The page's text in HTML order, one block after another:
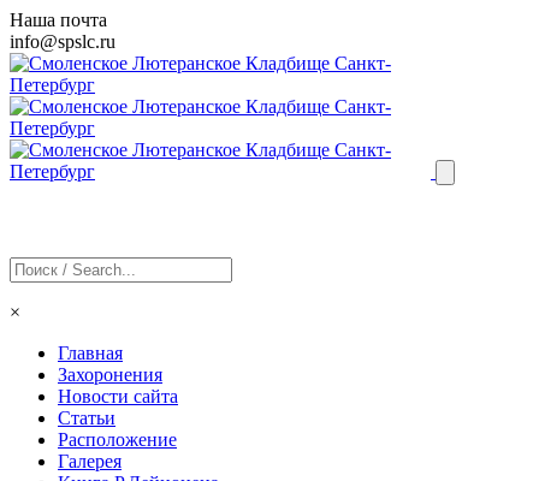
Наша почта
info@spslc.ru
×
Главная
Захоронения
Новости сайта
Статьи
Расположение
Галерея